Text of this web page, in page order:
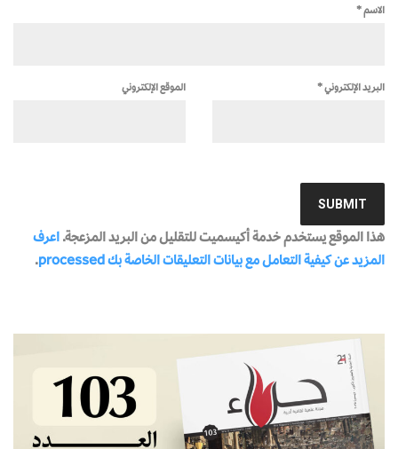
الاسم*
البريد الإلكتروني* الموقع الإلكتروني
هذا الموقع يستخدم خدمة أكيسميت للتقليل من البريد المزعجة. اعرف
المزيد عن كيفية التعامل مع بيانات التعليقات الخاصة بك processed
.